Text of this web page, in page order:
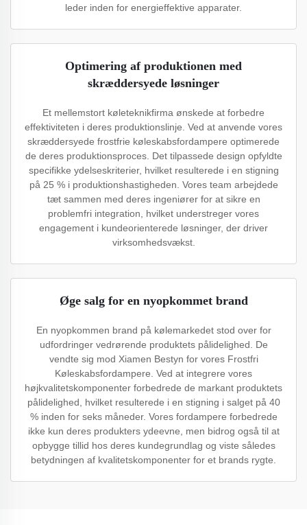
leder inden for energieffektive apparater.
Optimering af produktionen med
skræddersyede løsninger
Et mellemstort køleteknikfirma ønskede at forbedre
effektiviteten i deres produktionslinje. Ved at anvende vores
skræddersyede frostfrie køleskabsfordampere optimerede
de deres produktionsproces. Det tilpassede design opfyldte
specifikke ydelseskriterier, hvilket resulterede i en stigning
på 25 % i produktionshastigheden. Vores team arbejdede
tæt sammen med deres ingeniører for at sikre en
problemfri integration, hvilket understreger vores
engagement i kundeorienterede løsninger, der driver
virksomhedsvækst.
Øge salg for en nyopkommet brand
En nyopkommen brand på kølemarkedet stod over for
udfordringer vedrørende produktets pålidelighed. De
vendte sig mod Xiamen Bestyn for vores Frostfri
Køleskabsfordampere. Ved at integrere vores
højkvalitetskomponenter forbedrede de markant produktets
pålidelighed, hvilket resulterede i en stigning i salget på 40
% inden for seks måneder. Vores fordampere forbedrede
ikke kun deres produkters ydeevne, men bidrog også til at
opbygge tillid hos deres kundegrundlag og viste således
betydningen af kvalitetskomponenter for et brands rygte.